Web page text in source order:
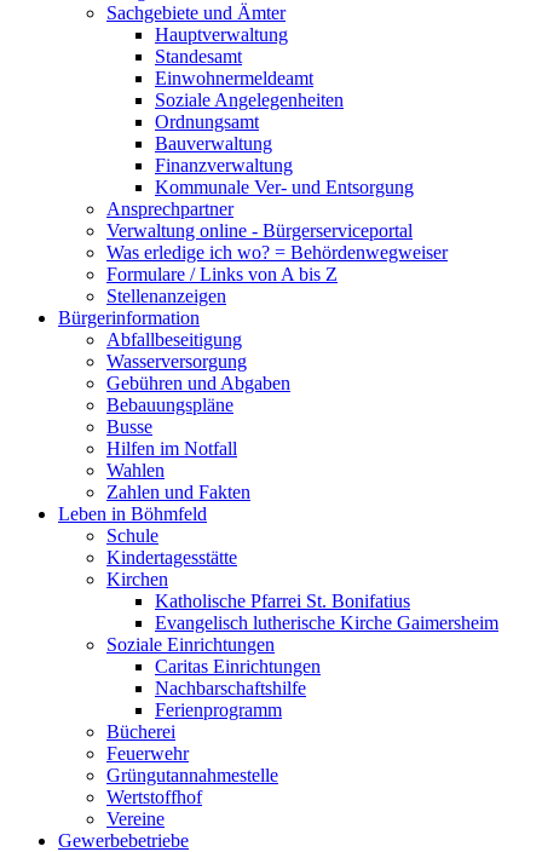
Sachgebiete und Ämter
Hauptverwaltung
Standesamt
Einwohnermeldeamt
Soziale Angelegenheiten
Ordnungsamt
Bauverwaltung
Finanzverwaltung
Kommunale Ver- und Entsorgung
Ansprechpartner
Verwaltung online - Bürgerserviceportal
Was erledige ich wo? = Behördenwegweiser
Formulare / Links von A bis Z
Stellenanzeigen
Bürgerinformation
Abfallbeseitigung
Wasserversorgung
Gebühren und Abgaben
Bebauungspläne
Busse
Hilfen im Notfall
Wahlen
Zahlen und Fakten
Leben in Böhmfeld
Schule
Kindertagesstätte
Kirchen
Katholische Pfarrei St. Bonifatius
Evangelisch lutherische Kirche Gaimersheim
Soziale Einrichtungen
Caritas Einrichtungen
Nachbarschaftshilfe
Ferienprogramm
Bücherei
Feuerwehr
Grüngutannahmestelle
Wertstoffhof
Vereine
Gewerbebetriebe